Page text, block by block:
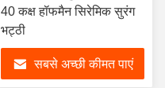
40 कक्ष हॉफमैन सिरेमिक सुरंग
भट्ठी
सबसे अच्छी कीमत पाएं